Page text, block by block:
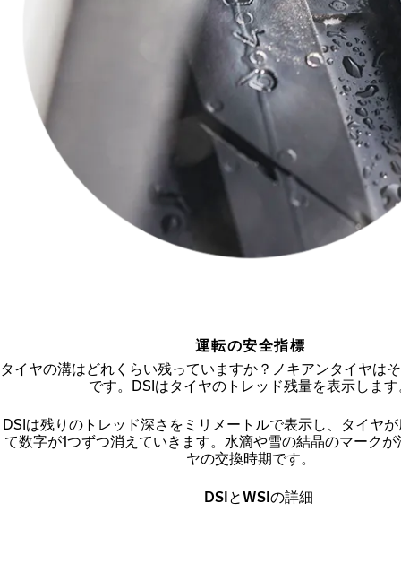
運転の安全指標
タイヤの溝はどれくらい残っていますか？ノキアンタイヤは
です。DSIはタイヤのトレッド残量を表示しま
DSIは残りのトレッド深さをミリメートルで表示し、タイヤ
て数字が1つずつ消えていきます。水滴や雪の結晶のマーク
ヤの交換時期です。
DSIとWSIの詳細